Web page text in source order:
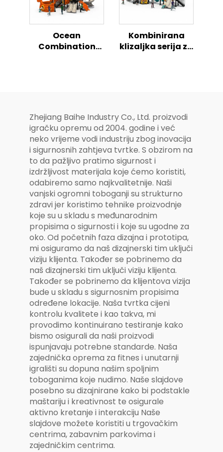
Ocean
Combination
Kombinirana
klizaljka serija za
Zhejiang Baihe Industry Co., Ltd. proizvodi
igračku opremu od 2004. godine i već
neko vrijeme vodi industriju zbog inovacija
i sigurnosnih zahtjeva tvrtke. S obzirom na
to da pažljivo pratimo sigurnost i
izdržljivost materijala koje ćemo koristiti,
odabiremo samo najkvalitetnije. Naši
vanjski ogromni toboganji su strukturno
zdravi jer koristimo tehnike proizvodnje
koje su u skladu s međunarodnim
propisima o sigurnosti i koje su ugodne za
oko. Od početnih faza dizajna i prototipa,
mi osiguramo da naš dizajnerski tim uključi
viziju klijenta. Također se pobrinemo da
naš dizajnerski tim uključi viziju klijenta.
Također se pobrinemo da klijentova vizija
bude u skladu s sigurnosnim propisima
određene lokacije. Naša tvrtka cijeni
kontrolu kvalitete i kao takva, mi
provodimo kontinuirano testiranje kako
bismo osigurali da naši proizvodi
ispunjavaju potrebne standarde. Naša
zajednička oprema za fitnes i unutarnji
igrališti su dopuna našim spoljnim
toboganima koje nudimo. Naše slajdove
posebno su dizajnirane kako bi podstakle
maštariju i kreativnost te osigurale
aktivno kretanje i interakciju Naše
slajdove možete koristiti u trgovačkim
centrima, zabavnim parkovima i
zajedničkim centrima.